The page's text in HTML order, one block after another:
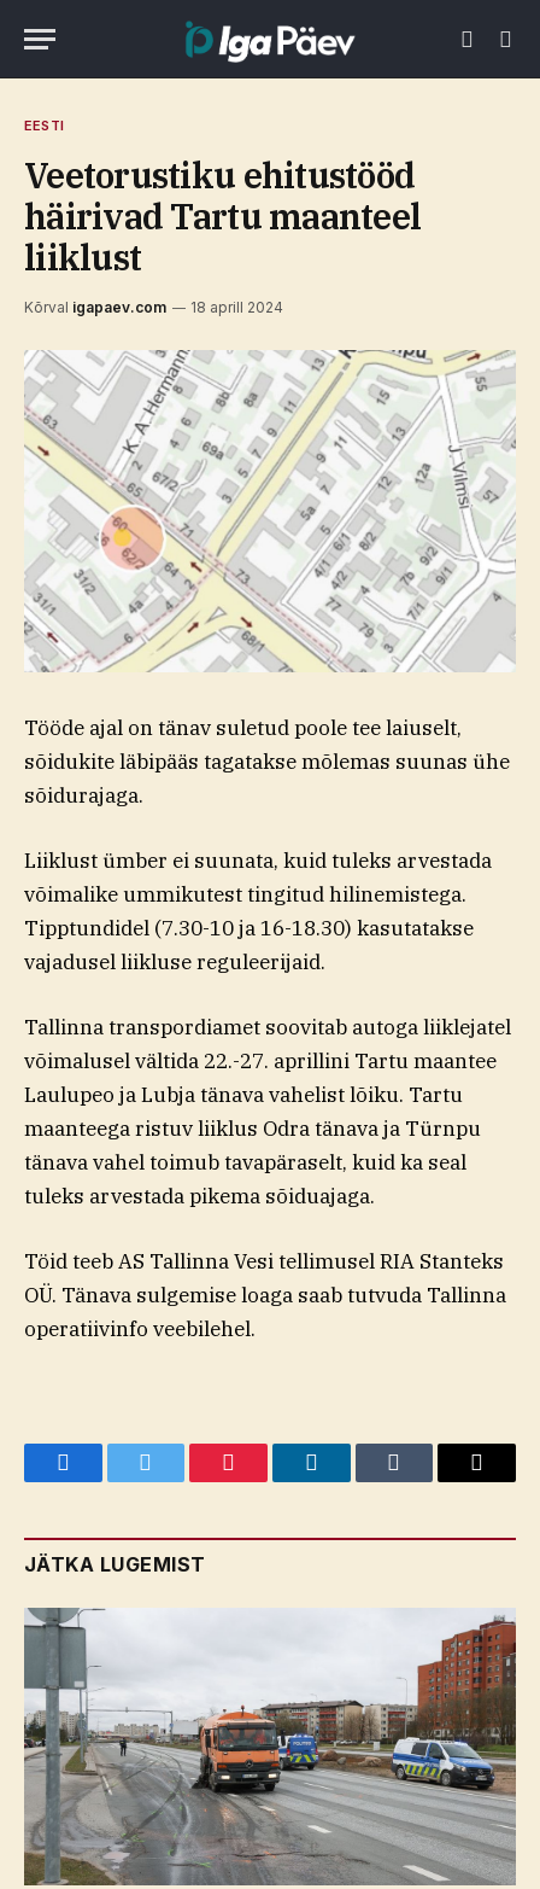
EESTI
Veetorustiku ehitustööd
häirivad Tartu maanteel
liiklust
Kõrval igapaev.com 18 aprill 2024
Tööde ajal on tänav suletud poole tee laiuselt,
sõidukite läbipääs tagatakse mõlemas suunas ühe
sõidurajaga.
Liiklust ümber ei suunata, kuid tuleks arvestada
võimalike ummikutest tingitud hilinemistega.
Tipptundidel (7.30-10 ja 16-18.30) kasutatakse
vajadusel liikluse reguleerijaid.
Tallinna transpordiamet soovitab autoga liiklejatel
võimalusel vältida 22.-27. aprillini Tartu maantee
Laulupeo ja Lubja tänava vahelist lõiku. Tartu
maanteega ristuv liiklus Odra tänava ja Türnpu
tänava vahel toimub tavapäraselt, kuid ka seal
tuleks arvestada pikema sõiduajaga.
Töid teeb AS Tallinna Vesi tellimusel RIA Stanteks
OÜ. Tänava sulgemise loaga saab tutvuda Tallinna
operatiivinfo veebilehel.
FacebookTwitter Pinterest LinkedInTumblr Email
JÄTKA LUGEMIST